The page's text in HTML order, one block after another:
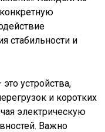
стабильности и
это устройства,
и коротких
электрическую
Важно